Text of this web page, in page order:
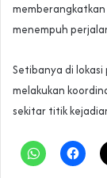
menempuh
Setibanya di
melakukan
sekitar titik